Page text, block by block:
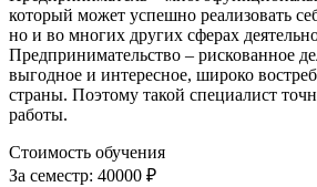
который может успешно реализовать
но и во многих других сферах
Предпринимательство – рискованное
выгодное и интересное, широко
страны. Поэтому такой специалист
работы.
Стоимость обучения
За семестр: 40000 ₽